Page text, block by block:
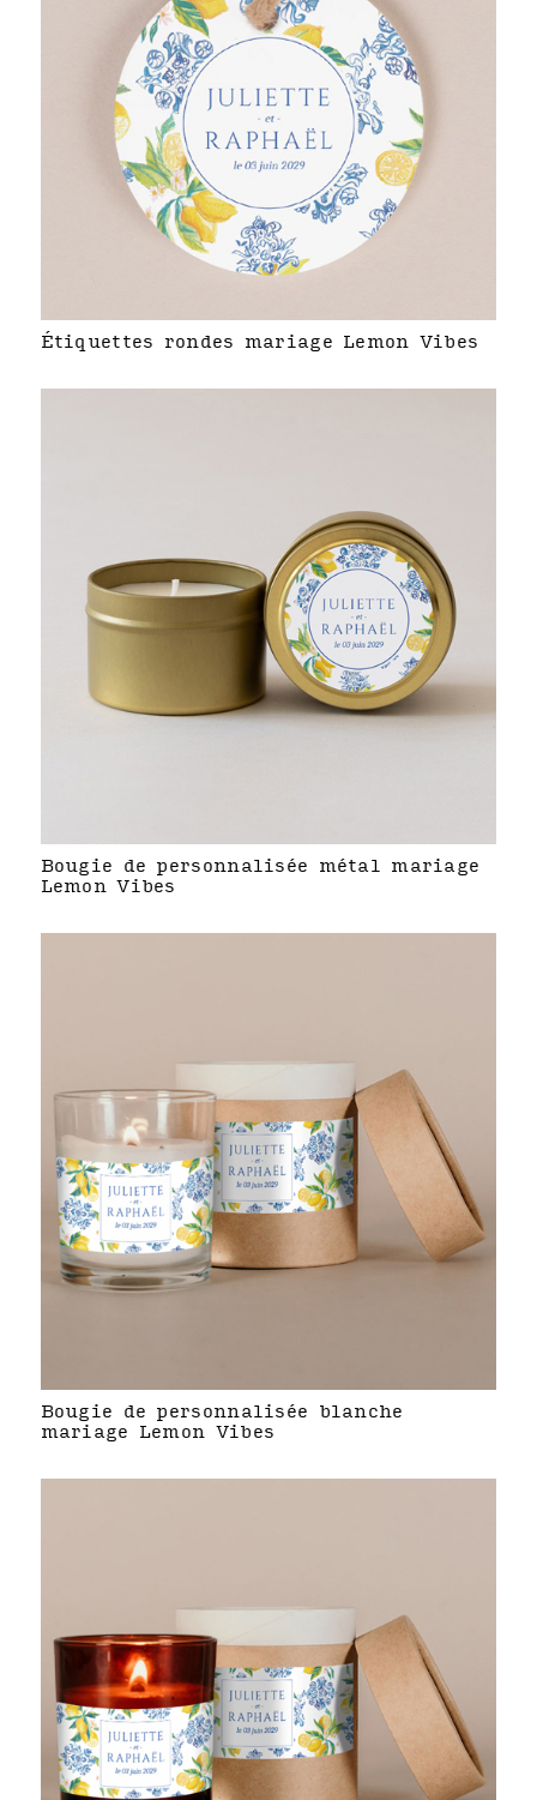
Étiquettes rondes mariage Lemon Vibes
Bougie de personnalisée métal mariage
Lemon Vibes
Bougie de personnalisée blanche
mariage Lemon Vibes